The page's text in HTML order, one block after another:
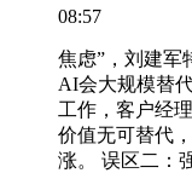
08:57
焦虑”，刘建军
AI会大规模替
工作，客户经
价值无可替代
涨。 误区二：